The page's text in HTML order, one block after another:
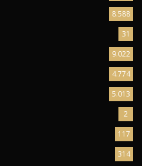
8.588
31
9.022
4.774
5.013
2
117
314